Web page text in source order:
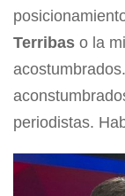
Terribas o la
periodistas.